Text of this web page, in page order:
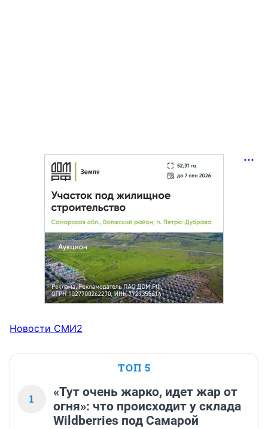
Новости СМИ2
ТОП 5
1
«Тут очень жарко, идет жар от
огня»: что происходит у склада
Wildberries под Самарой